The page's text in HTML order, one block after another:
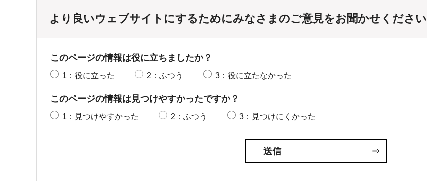
より良いウェブサイトにするためにみなさまのご意見をお聞かせください
このページの情報は役に立ちましたか？
1：役に立った 2：ふつう 3：役に立たなかった
このページの情報は見つけやすかったですか？
1：見つけやすかった 2：ふつう 3：見つけにくかった